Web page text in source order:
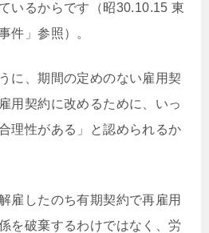
いるからです（昭30.10.15 東
件」参照）。
に、期間の定めのない雇用契
用契約に改めるために、いっ
理性がある」と認められるか
雇したのち有期契約で再雇用
を破棄するわけではなく、労